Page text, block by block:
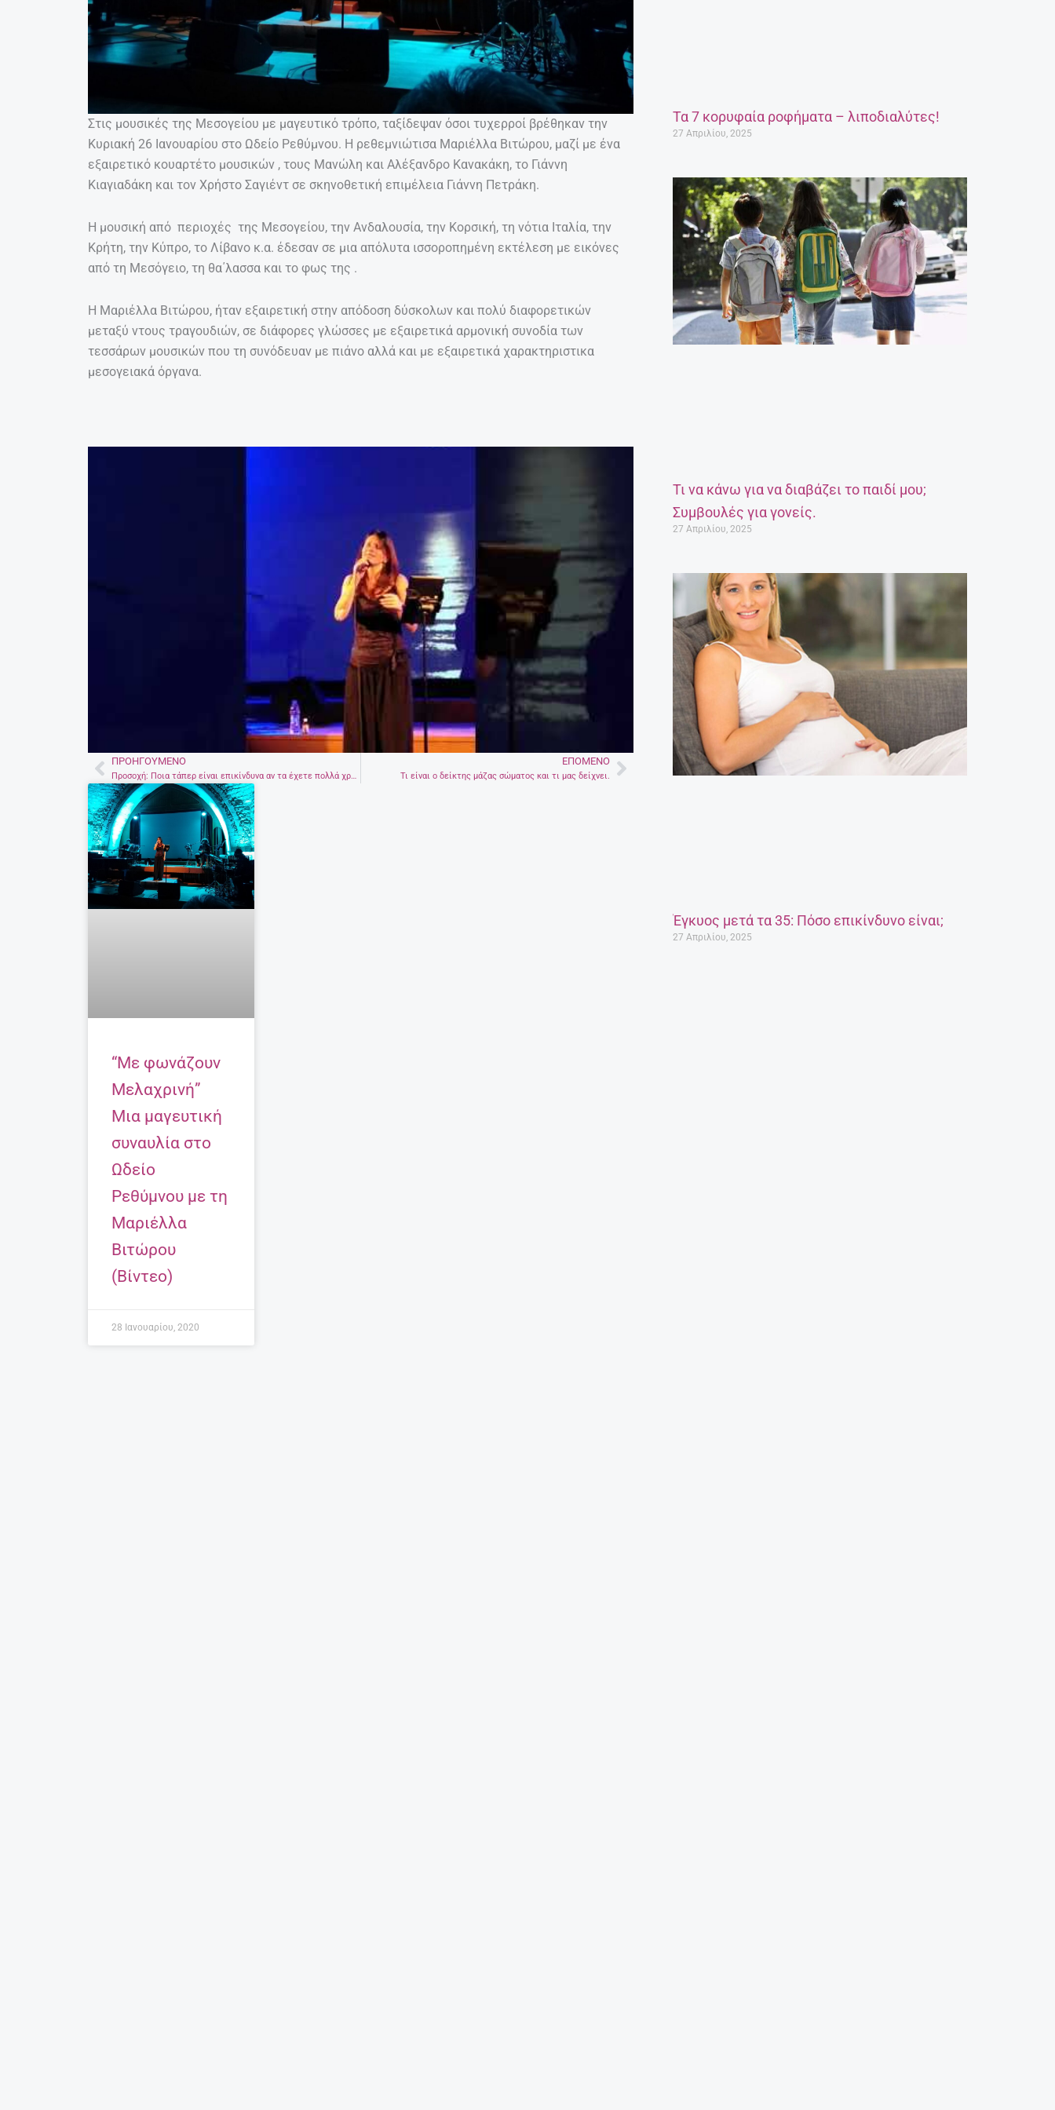
Στις μουσικές της Μεσογείου με μαγευτικό τρόπο, ταξίδεψαν όσοι τυχερροί βρέθηκαν την
Κυριακή 26 Ιανουαρίου στο Ωδείο Ρεθύμνου. Η ρεθεμνιώτισα Μαριέλλα Βιτώρου, μαζί με ένα
εξαιρετικό κουαρτέτο μουσικών , τους Μανώλη και Αλέξανδρο Κανακάκη, το Γιάννη
Κιαγιαδάκη και τον Χρήστο Σαγιέντ σε σκηνοθετική επιμέλεια Γιάννη Πετράκη.
Η μουσική από περιοχές της Μεσογείου, την Ανδαλουσία, την Κορσική, τη νότια Ιταλία, την
Κρήτη, την Κύπρο, το Λίβανο κ.α. έδεσαν σε μια απόλυτα ισσοροπημένη εκτέλεση με εικόνες
από τη Μεσόγειο, τη θα΄λασσα και το φως της .
Η Μαριέλλα Βιτώρου, ήταν εξαιρετική στην απόδοση δύσκολων και πολύ διαφορετικών
μεταξύ ντους τραγουδιών, σε διάφορες γλώσσες με εξαιρετικά αρμονική συνοδία των
τεσσάρων μουσικών που τη συνόδευαν με πιάνο αλλά και με εξαιρετικά χαρακτηριστικα
μεσογειακά όργανα.
Prev
ΠΡΟΗΓΟΎΜΕΝΟ
Προσοχή: Ποια τάπερ είναι επικίνδυνα αν τα έχετε πολλά χρόνια
ΕΠΌΜΕΝΟ
Τι είναι ο δείκτης μάζας σώματος και τι μας δείχνει.Next
“Με φωνάζουν
Μελαχρινή”
Μια μαγευτική
συναυλία στο
Ωδείο
Ρεθύμνου με τη
Μαριέλλα
Βιτώρου
(Βίντεο)
28 Ιανουαρίου, 2020
Τα 7 κορυφαία ροφήματα – λιποδιαλύτες!
27 Απριλίου, 2025
Τι να κάνω για να διαβάζει το παιδί μου;
Συμβουλές για γονείς.
27 Απριλίου, 2025
Έγκυος μετά τα 35: Πόσο επικίνδυνο είναι;
27 Απριλίου, 2025